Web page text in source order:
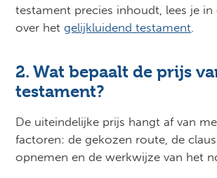
testament precies inhoudt, lees je in
over hetgelijkluidend testament.
2. Wat bepaalt de prijs
testament?
De uiteindelijke prijs hangt af van
factoren: de gekozen route, de
opnemen en de werkwijze van het